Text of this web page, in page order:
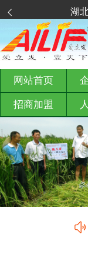
网站首页
招商加盟
湖
人认为无